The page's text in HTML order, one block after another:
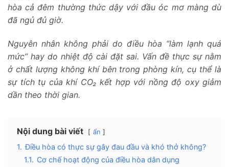
hòa cả đêm thường thức dậy với đầu óc mơ màng dù
đã ngủ đủ giờ.
Nguyên nhân không phải do điều hòa “làm lạnh quá
mức” hay do nhiệt độ cài đặt sai. Vấn đề thực sự nằm
ở chất lượng không khí bên trong phòng kín, cụ thể là
sự tích tụ của khí CO₂ kết hợp với nồng độ oxy giảm
dần theo thời gian.
Nội dung bài viết ẩn
1. Điều hòa có thực sự gây đau đầu và khó thở không?
1.1. Cơ chế hoạt động của điều hòa dân dụng